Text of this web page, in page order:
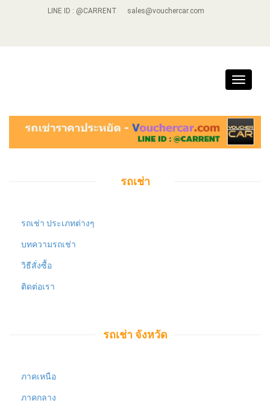
LINE ID : @CARRENT sales@vouchercar.com
Toggle
รถเช่า
รถเช่า ประเภทต่างๆ
บทความรถเช่า
วิธีสั่งซื้อ
ติดต่อเรา
รถเช่า จังหวัด
ภาคเหนือ
ภาคกลาง